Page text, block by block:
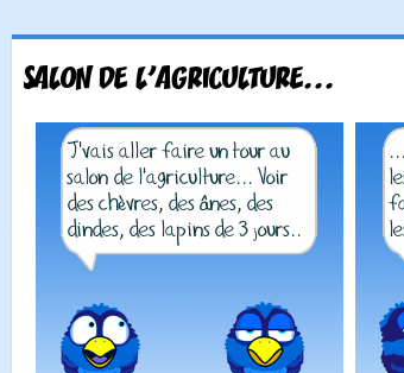
SALON DE L'AGRICULTURE...